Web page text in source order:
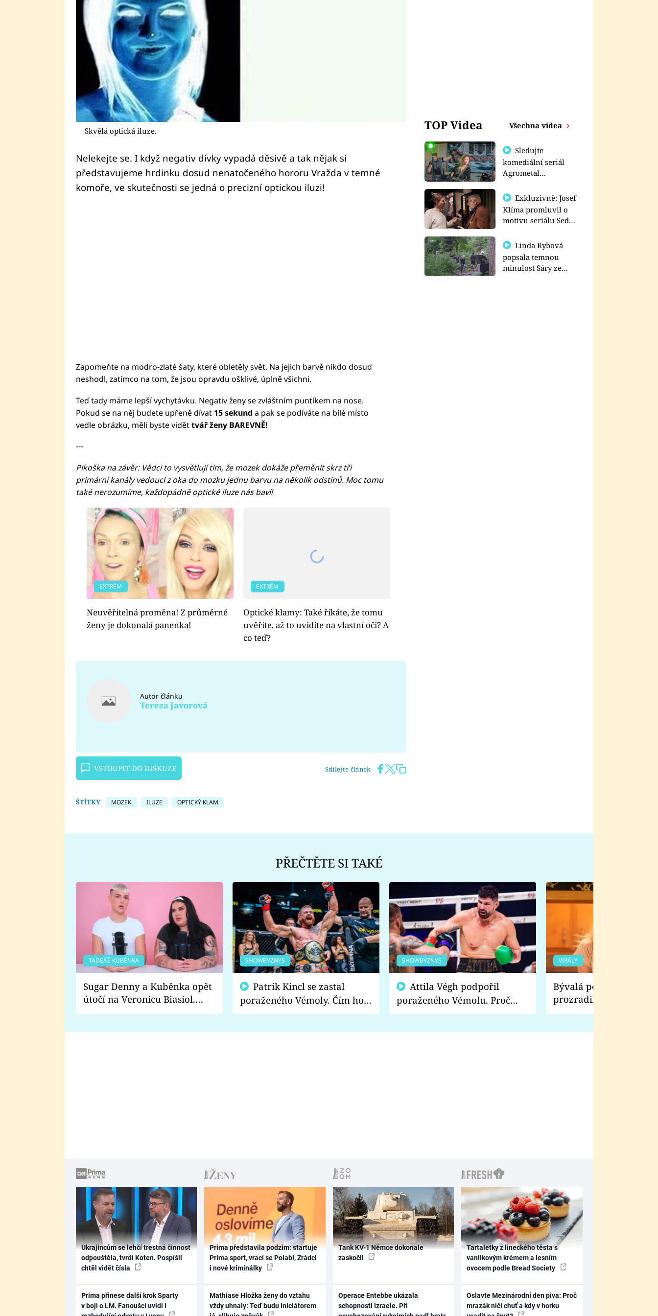
Skvělá optická iluze.
Nelekejte se. I když negativ dívky vypadá děsivě a tak nějak si
představujeme hrdinku dosud nenatočeného hororu Vražda v temné
komoře, ve skutečnosti se jedná o precizní optickou iluzi!
Zapomeňte na modro-zlaté šaty, které obletěly svět. Na jejich barvě nikdo dosud
neshodl, zatímco na tom, že jsou opravdu ošklivé, úplně všichni.
Teď tady máme lepší vychytávku. Negativ ženy se zvláštním puntíkem na nose.
Pokud se na něj budete upřeně dívat 15 sekund a pak se podíváte na bílé místo
vedle obrázku, měli byste viděttvář ženy BAREVNĚ!
---
Pikoška na závěr: Vědci to vysvětlují tím, že mozek dokáže přeměnit skrz tři
primární kanály vedoucí z oka do mozku jednu barvu na několik odstínů. Moc tomu
také nerozumíme, každopádně optické iluze nás baví!
EXTRÉM
Neuvěřitelná proměna! Z průměrné
ženy je dokonalá panenka!
EXTRÉM
Optické klamy: Také říkáte, že tomu
uvěříte, až to uvidíte na vlastní oči? A
co teď?
Autor článku
Tereza Javorová
VSTOUPIT DO DISKUZE Sdílejte článek
ŠTÍTKY MOZEK ILUZE OPTICKÝ KLAM
TOP Videa Všechna videa
Sledujte
komediální seriál
Agrometal
prima+
Exkluzivně: Josef
Klíma promluvil o
motivu seriálu Sedm
Linda Rybová
popsala temnou
minulost Sáry ze
PŘEČTĚTE SI TAKÉ
TADEÁŠ KUBĚNKA
Sugar Denny a Kuběnka opět
útočí na Veronicu Biasiol.
Proč je podle nich falešná a
SHOWBYZNYS
poraženého Vémoly. Čím ho
fanoušci naštvali?
SHOWBYZNYS
poraženého Vémolu. Proč
chce raději zápasit s ním než
VIRÁLY
Bývalá pornoherečka
prozradila, co ji
natáčení Euforie.
Ukrajincům se lehčí trestná činnost
odpouštěla, tvrdí Koten. Pospíšil
chtěl vidět čísla
Prima přinese další krok Sparty
v boji o LM. Fanoušci uvidí i
Prima představila podzim: startuje
Prima sport, vrací se Polabí, Zrádci
i nové kriminálky
Mathiase Hložka ženy do vztahu
vždy uhnaly: Teď budu iniciátorem
Tank KV-1 Němce dokonale
zaskočil
Operace Entebbe ukázala
schopnosti Izraele. Při
Tartaletky z lineckého těsta s
vanilkovým krémem a lesním
ovocem podle Bread Society
Oslavte Mezinárodní den piva: Proč
mrazák ničí chuť a kdy v horku